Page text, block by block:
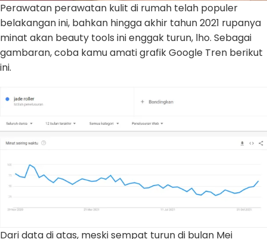
Perawatan perawatan kulit di rumah telah populer
belakangan ini, bahkan hingga akhir tahun 2021 rupanya
minat akan beauty tools ini enggak turun, lho. Sebagai
gambaran, coba kamu amati grafik Google Tren berikut
ini.
Dari data di atas, meski sempat turun di bulan Mei